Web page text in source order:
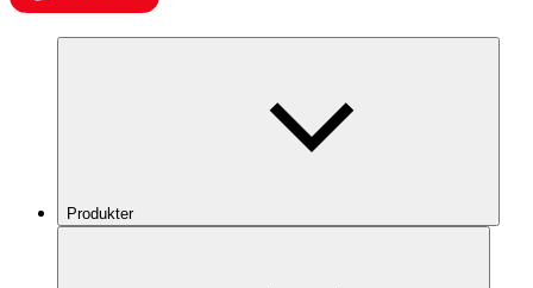
Produkter